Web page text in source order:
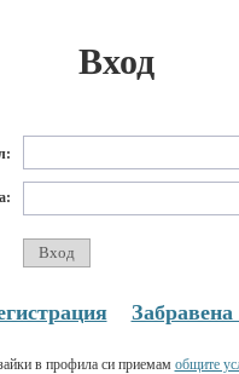
Вход
Забравена
в профила си приемам общите